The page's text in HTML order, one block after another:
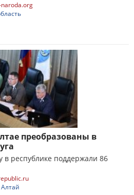
преобразованы в
республике поддержали 86